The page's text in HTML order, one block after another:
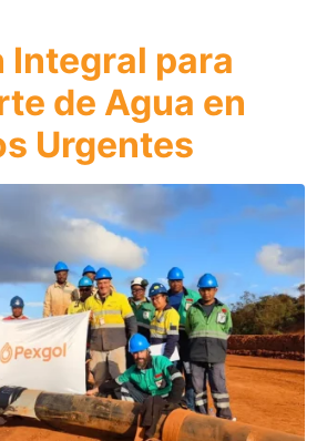
Integral para
de Agua en
Urgentes